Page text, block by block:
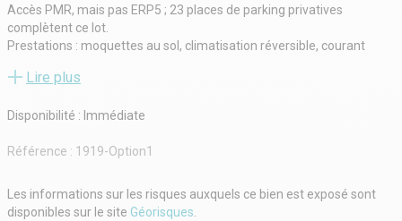
Accès PMR, mais pas ERP5 ; 23 places de parking privatives
complètent ce lot.
Prestations : moquettes au sol, climatisation réversible, courant
La surface est composée de grands bureaux, open space et/ou
Accessibilité : Métro (ligne A) à 600 m et bus à proximité immédiate
Lire plus
Disponibilité : Immédiate
Référence : 1919-Option1
Les informations sur les risques auxquels ce bien est exposé sont
disponibles sur le site Géorisques.